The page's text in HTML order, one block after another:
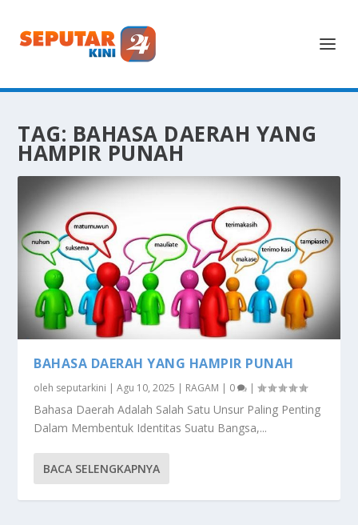
TAG: BAHASA DAERAH YANG
HAMPIR PUNAH
BAHASA DAERAH YANG HAMPIR PUNAH
oleh seputarkini |Agu 10, 2025 | RAGAM | 0 |
Bahasa Daerah Adalah Salah Satu Unsur Paling Penting
Dalam Membentuk Identitas Suatu Bangsa,...
BACA SELENGKAPNYA